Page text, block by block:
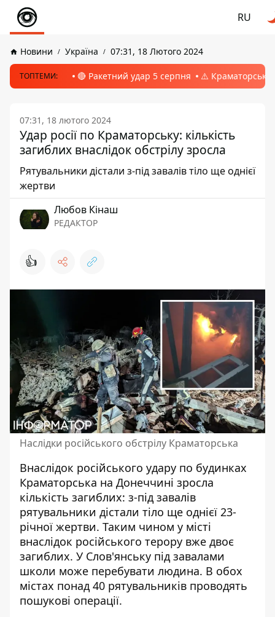
RU
Новини Україна 07:31, 18 Лютого 2024
ТОПТЕМИ: 🔴 Ракетний удар 5 серпня ⚠️ Краматорськ,
07:31, 18 лютого 2024
Удар росії по Краматорську: кількість
загиблих внаслідок обстрілу зросла
Рятувальники дістали з-під завалів тіло ще однієї
жертви
Любов Кінаш
РЕДАКТОР
👍
Наслідки російського обстрілу Краматорська
Внаслідок російського удару по будинках
Краматорська на Донеччині зросла
кількість загиблих: з-під завалів
рятувальники дістали тіло ще однієї 23-
річної жертви. Таким чином у місті
внаслідок російського терору вже двоє
загиблих. У Слов'янську під завалами
школи може перебувати людина. В обох
містах понад 40 рятувальників проводять
пошукові операції.